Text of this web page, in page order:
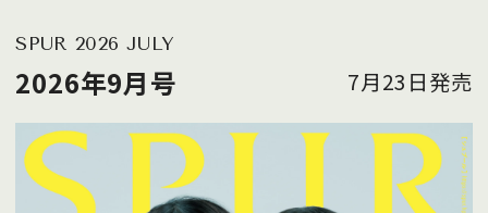
SPUR 2026 JULY
2026年9月号 7月23日発売